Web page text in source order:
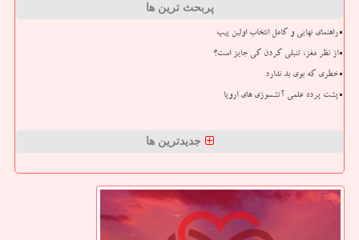
پربحث ترین ها
راهنمای نهایی و کامل انتخاب اولین پیپ
از نظر مغز، تنبلی کردن کی جایز است؟
خطری که بوی بد ندارد
پشت پرده علمی آتشسوزی های اروپا
جدیدترین ها